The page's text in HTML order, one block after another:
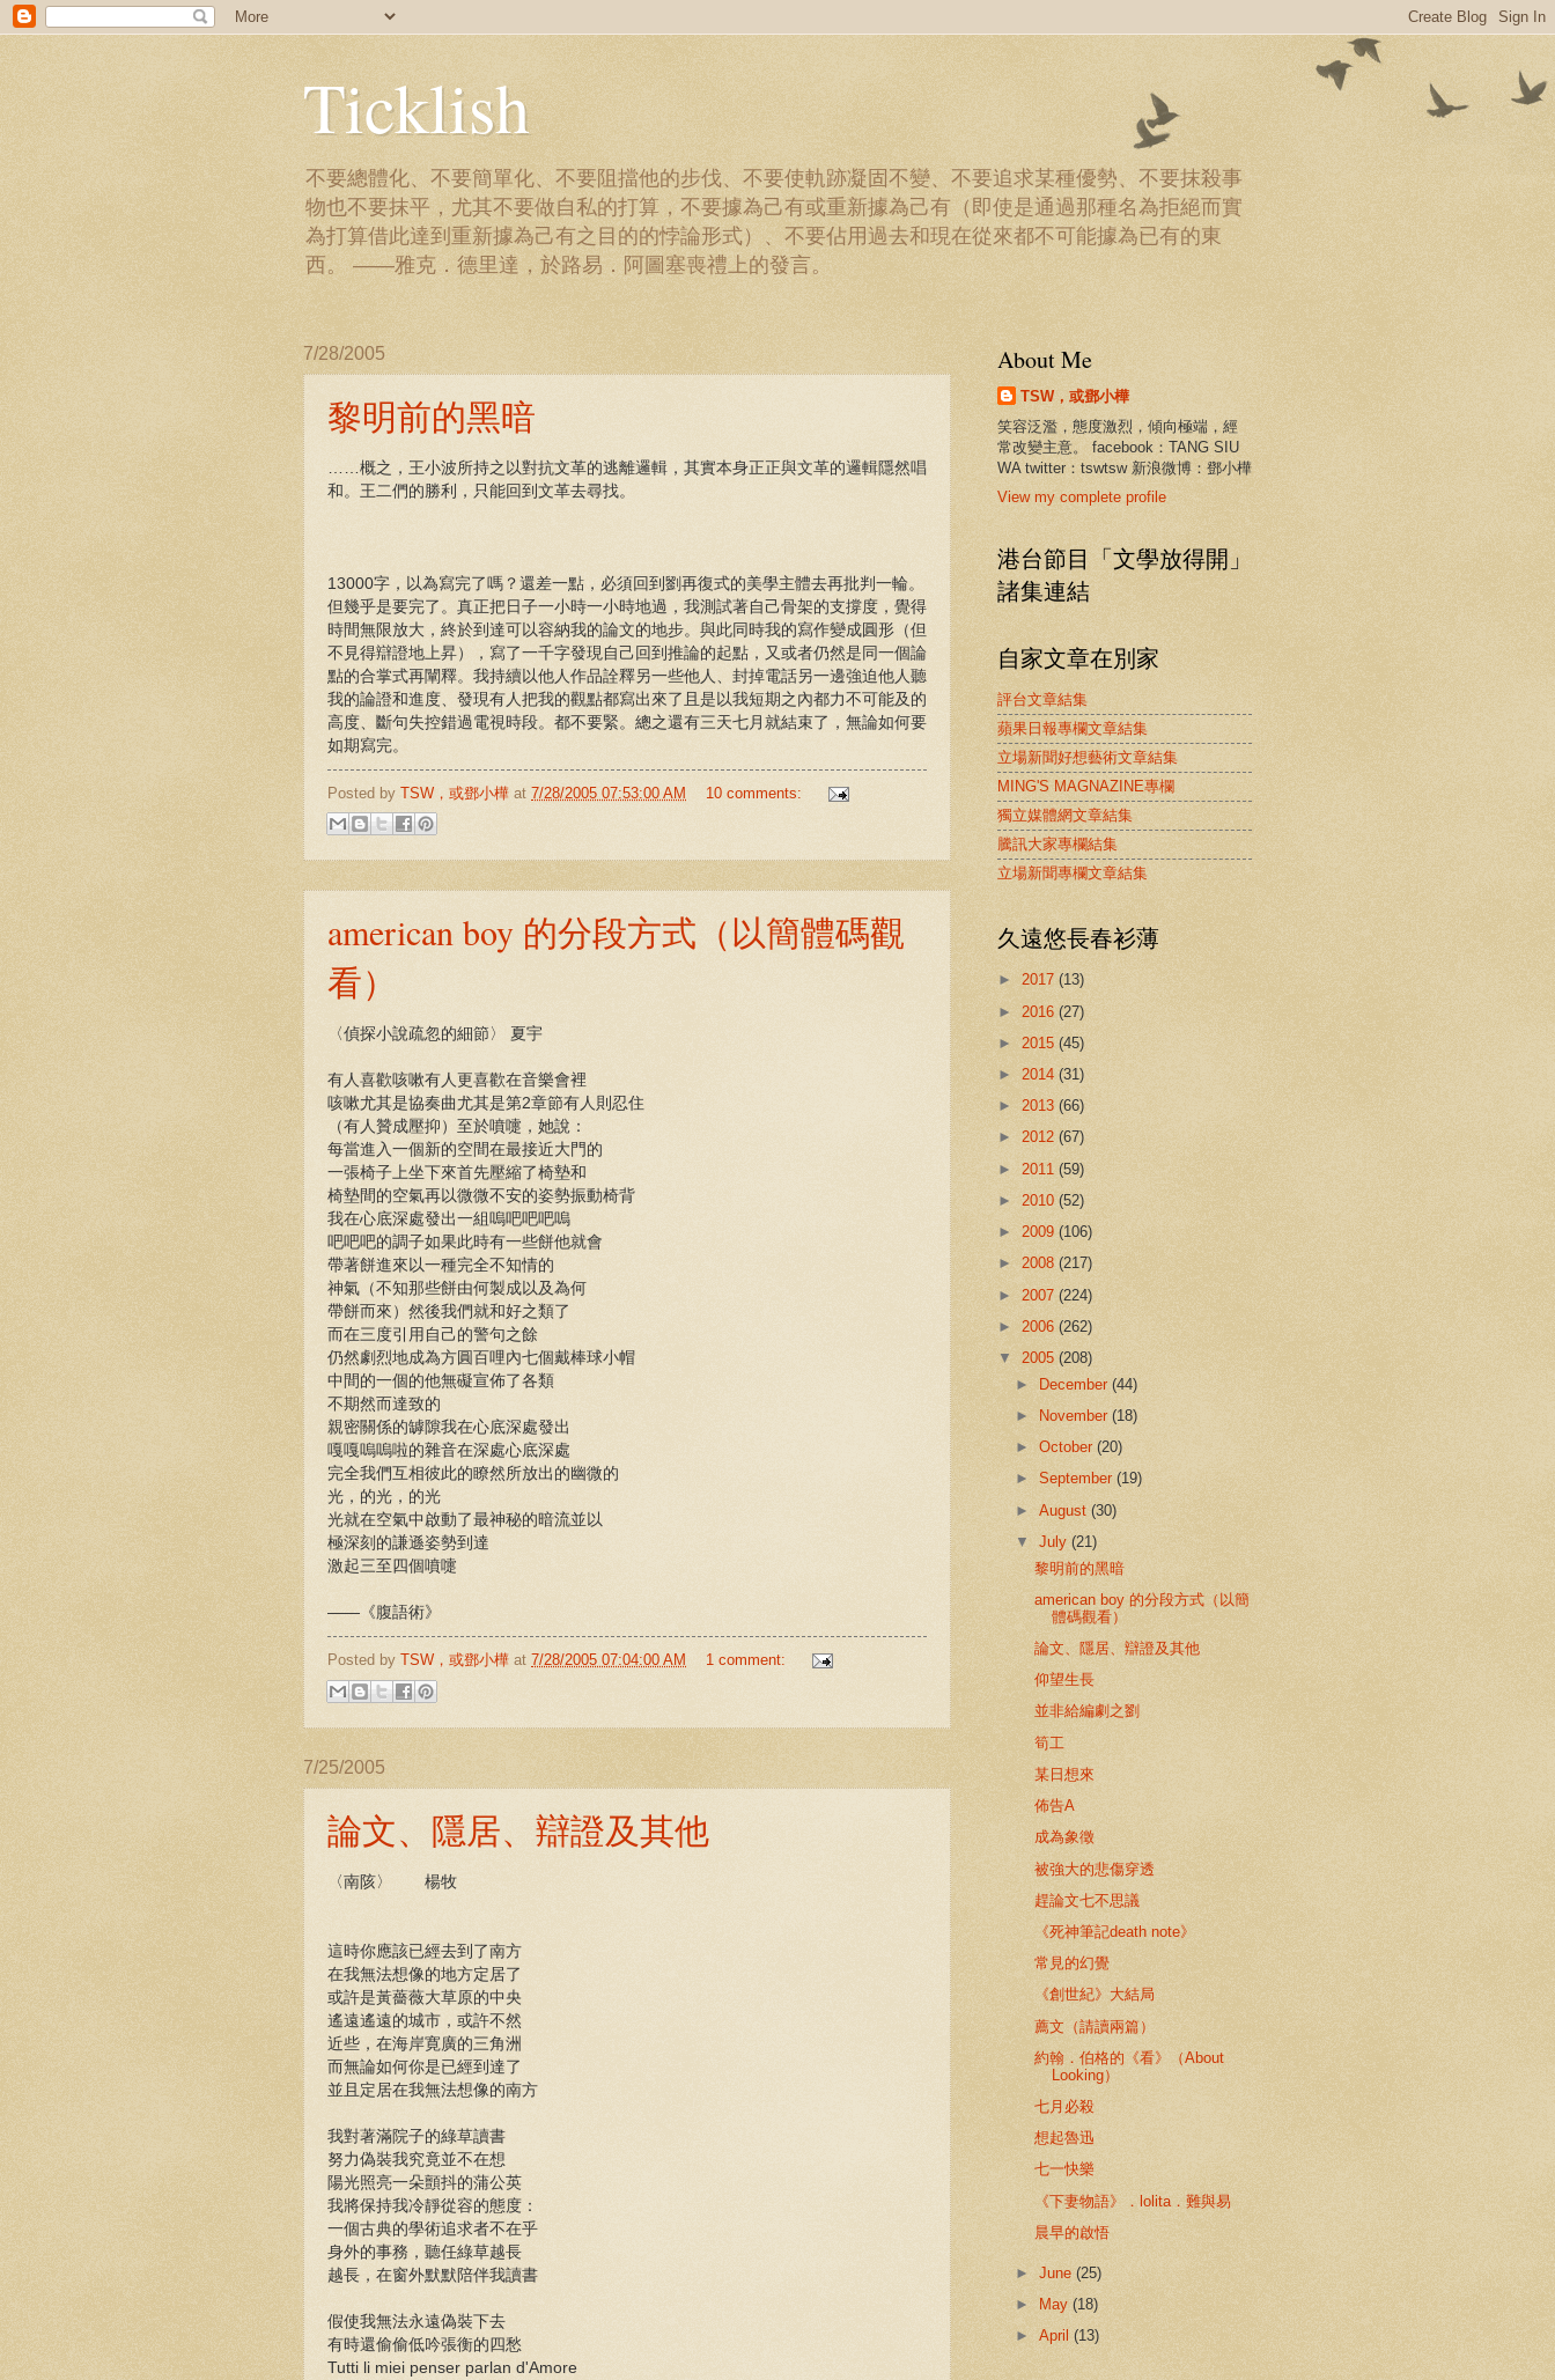
Ticklish
不要總體化、不要簡單化、不要阻擋他的步伐、不要使軌跡凝固不變、不要追求某種優勢、不要抹殺事
物也不要抹平，尤其不要做自私的打算，不要據為己有或重新據為己有（即使是通過那種名為拒絕而實
為打算借此達到重新據為己有之目的的悖論形式）、不要佔用過去和現在從來都不可能據為已有的東
西。 ——雅克．德里達，於路易．阿圖塞喪禮上的發言。
7/28/2005
黎明前的黑暗
……概之，王小波所持之以對抗文革的逃離邏輯，其實本身正正與文革的邏輯隱然唱
和。王二們的勝利，只能回到文革去尋找。
13000字，以為寫完了嗎？還差一點，必須回到劉再復式的美學主體去再批判一輪。
但幾乎是要完了。真正把日子一小時一小時地過，我測試著自己骨架的支撐度，覺得
時間無限放大，終於到達可以容納我的論文的地步。與此同時我的寫作變成圓形（但
不見得辯證地上昇），寫了一千字發現自己回到推論的起點，又或者仍然是同一個論
點的合掌式再闡釋。我持續以他人作品詮釋另一些他人、封掉電話另一邊強迫他人聽
我的論證和進度、發現有人把我的觀點都寫出來了且是以我短期之內都力不可能及的
高度、斷句失控錯過電視時段。都不要緊。總之還有三天七月就結束了，無論如何要
如期寫完。
Posted by TSW，或鄧小樺 at 7/28/2005 07:53:00 AM 10 comments:
american boy 的分段方式（以簡體碼觀
看）
〈偵探小說疏忽的細節〉 夏宇
有人喜歡咳嗽有人更喜歡在音樂會裡
咳嗽尤其是協奏曲尤其是第2章節有人則忍住
（有人贊成壓抑）至於噴嚏，她說：
每當進入一個新的空間在最接近大門的
一張椅子上坐下來首先壓縮了椅墊和
椅墊間的空氣再以微微不安的姿勢振動椅背
我在心底深處發出一組嗚吧吧吧嗚
吧吧吧的調子如果此時有一些餅他就會
帶著餅進來以一種完全不知情的
神氣（不知那些餅由何製成以及為何
帶餅而來）然後我們就和好之類了
而在三度引用自己的警句之餘
仍然劇烈地成為方圓百哩內七個戴棒球小帽
中間的一個的他無礙宣佈了各類
不期然而達致的
親密關係的罅隙我在心底深處發出
嘎嘎嗚嗚啦的雜音在深處心底深處
完全我們互相彼此的瞭然所放出的幽微的
光，的光，的光
光就在空氣中啟動了最神秘的暗流並以
極深刻的謙遜姿勢到達
激起三至四個噴嚏
——《腹語術》
Posted by TSW，或鄧小樺 at 7/28/2005 07:04:00 AM 1 comment:
7/25/2005
論文、隱居、辯證及其他
〈南陔〉 楊牧
這時你應該已經去到了南方
在我無法想像的地方定居了
或許是黃薔薇大草原的中央
遙遠遙遠的城市，或許不然
近些，在海岸寛廣的三角洲
而無論如何你是已經到達了
並且定居在我無法想像的南方
我對著滿院子的綠草讀書
努力偽裝我究竟並不在想
陽光照亮一朵顫抖的蒲公英
我將保持我冷靜從容的態度：
一個古典的學術追求者不在乎
身外的事務，聽任綠草越長
越長，在窗外默默陪伴我讀書
假使我無法永遠偽裝下去
有時還偷偷低吟張衡的四愁
Tutti li miei penser parlan d'Amore
About Me
TSW，或鄧小樺
笑容泛濫，態度激烈，傾向極端，經
常改變主意。 facebook：TANG SIU
WA twitter：tswtsw 新浪微博：鄧小樺
View my complete profile
港台節目「文學放得開」
諸集連結
自家文章在別家
評台文章結集
蘋果日報專欄文章結集
立場新聞好想藝術文章結集
MING'S MAGNAZINE專欄
獨立媒體網文章結集
騰訊大家專欄結集
立場新聞專欄文章結集
久遠悠長春衫薄
► 2017 (13)
► 2016 (27)
► 2015 (45)
► 2014 (31)
► 2013 (66)
► 2012 (67)
► 2011 (59)
► 2010 (52)
► 2009 (106)
► 2008 (217)
► 2007 (224)
► 2006 (262)
▼ 2005 (208)
► December(44)
►
November(18)
►October(20)
►September(19)
►August(30)
▼July(21)
黎明前的黑暗
american boy 的分段方式（以簡
體碼觀看）
論文、隱居、辯證及其他
仰望生長
並非給編劇之劉
筍工
某日想來
佈告A
成為象徵
被強大的悲傷穿透
趕論文七不思議
《死神筆記death note》
常見的幻覺
《創世紀》大結局
薦文（請讀兩篇）
約翰．伯格的《看》（About
Looking）
七月必殺
想起魯迅
七一快樂
《下妻物語》．lolita．難與易
晨早的啟悟
►June(25)
►
May(18)
►April(13)